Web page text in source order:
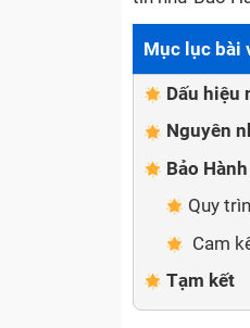
Mục lục bài
Dấu hiệu
Nguyên
Bảo
Quy
Cam
Tạm kết